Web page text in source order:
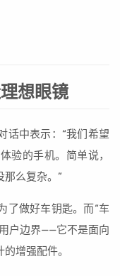
想眼镜
话中表示：“我们希望
验的手机。简单说，
那么复杂。”
了做好车钥匙。而“车
户边界——它不是面向
增强配件。